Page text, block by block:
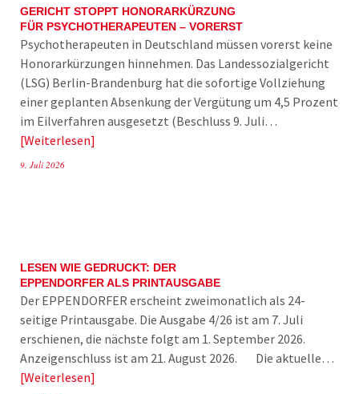
GERICHT STOPPT HONORARKÜRZUNG
FÜR PSYCHOTHERAPEUTEN – VORERST
Psychotherapeuten in Deutschland müssen vorerst keine
Honorarkürzungen hinnehmen. Das Landessozialgericht
(LSG) Berlin-Brandenburg hat die sofortige Vollziehung
einer geplanten Absenkung der Vergütung um 4,5 Prozent
im Eilverfahren ausgesetzt (Beschluss 9. Juli…
Weiterlesen
9. Juli 2026
LESEN WIE GEDRUCKT: DER
EPPENDORFER ALS PRINTAUSGABE
Der EPPENDORFER erscheint zweimonatlich als 24-
seitige Printausgabe. Die Ausgabe 4/26 ist am 7. Juli
erschienen, die nächste folgt am 1. September 2026.
Anzeigenschluss ist am 21. August 2026. Die aktuelle…
Weiterlesen